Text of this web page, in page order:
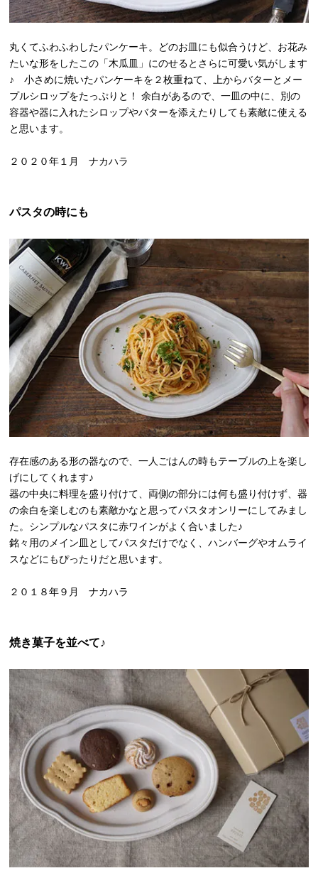
丸くてふわふわしたパンケーキ。どのお皿にも似合うけど、お花み
たいな形をしたこの「木瓜皿」にのせるとさらに可愛い気がします
♪ 小さめに焼いたパンケーキを２枚重ねて、上からバターとメー
プルシロップをたっぷりと！ 余白があるので、一皿の中に、別の
容器や器に入れたシロップやバターを添えたりしても素敵に使える
と思います。
２０２０年１月 ナカハラ
パスタの時にも
存在感のある形の器なので、一人ごはんの時もテーブルの上を楽し
げにしてくれます♪
器の中央に料理を盛り付けて、両側の部分には何も盛り付けず、器
の余白を楽しむのも素敵かなと思ってパスタオンリーにしてみまし
た。シンプルなパスタに赤ワインがよく合いました♪
銘々用のメイン皿としてパスタだけでなく、ハンバーグやオムライ
スなどにもぴったりだと思います。
２０１８年９月 ナカハラ
焼き菓子を並べて♪